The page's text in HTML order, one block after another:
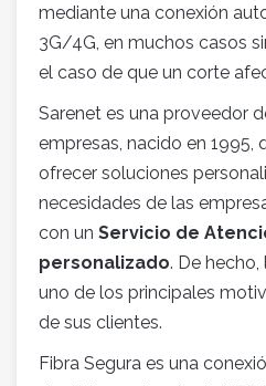
mediante una conexión
3G/4G, en muchos casos
el caso de que un corte
Sarenet es una proveedor
empresas, nacido en 1995,
ofrecer soluciones
necesidades de las
con un Servicio de
personalizado. De
uno de los principales
de sus clientes.
Fibra Segura es una